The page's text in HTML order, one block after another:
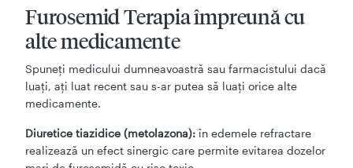
Furosemid Terapia împreună cu
alte medicamente
Spuneţi medicului dumneavoastră sau farmacistului dacă
luaţi, aţi luat recent sau s-ar putea să luaţi orice alte
medicamente.
Diuretice tiazidice (metolazona): în edemele refractare
realizează un efect sinergic care permite evitarea dozelor